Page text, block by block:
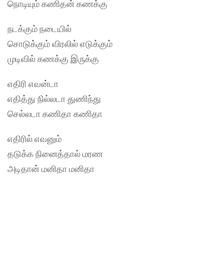
நொடியும் கணிதன் கணக்கு
நடக்கும் நடையில்
சொடுக்கும் விரலில் எடுக்கும்
முடிவில் கணக்கு இருக்கு
எதிரி எவன்டா
எதித்து நில்லடா துணிந்து
செல்லடா கணிதா கணிதா
எதிரில் எவனும்
தடுக்க நினைத்தால் மரண
அடிதான் மனிதா மனிதா